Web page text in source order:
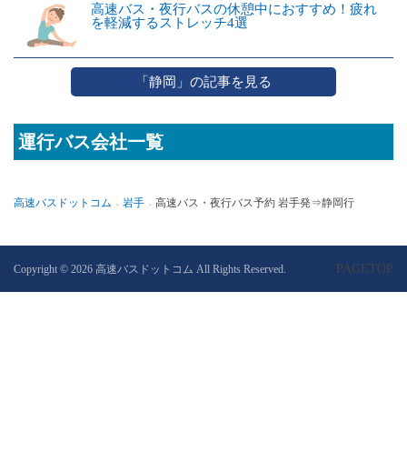
高速バス・夜行バスの休憩中におすすめ！疲れ
を軽減するストレッチ4選
「静岡」の記事を見る
運行バス会社一覧
高速バスドットコム 岩手 高速バス・夜行バス予約 岩手発⇒静岡行
Copyright © 2026 高速バスドットコム All Rights Reserved. PAGETOP